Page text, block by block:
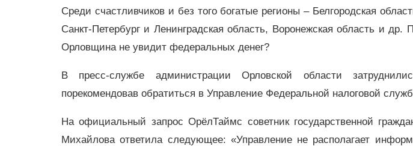
Среди счастливчиков и без того богатые регионы – Белгородская
Санкт-Петербург и Ленинградская область, Воронежская область и
Орловщина не увидит федеральных денег?
В пресс-службе администрации Орловской области
порекомендовав обратиться в Управление Федеральной налоговой
На официальный запрос ОрёлТаймс советник государственной
Михайлова ответила следующее: «Управление не располагает